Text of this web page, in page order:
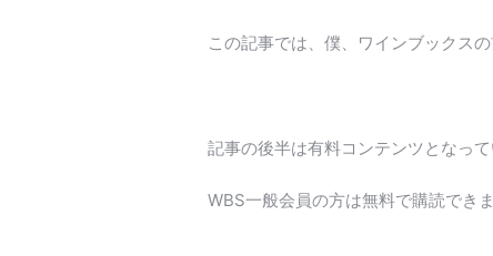
この記事では、僕、ワインブックス
記事の後半は有料コンテンツとなって
WBS一般会員の方は無料で購読でき